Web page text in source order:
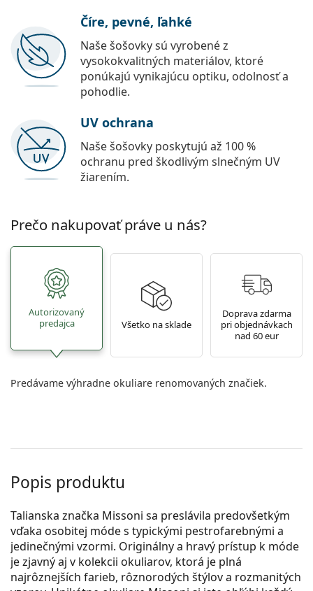
Číre, pevné, ľahké
Naše šošovky sú vyrobené z
vysokokvalitných materiálov, ktoré
ponúkajú vynikajúcu optiku, odolnosť a
pohodlie.
UV ochrana
Naše šošovky poskytujú až 100 %
ochranu pred škodlivým slnečným UV
žiarením.
Prečo nakupovať práve u nás?
Autorizovaný
predajca
Všetko na sklade
Doprava zdarma
pri objednávkach
nad 60 eur
Predávame výhradne okuliare renomovaných značiek.
Popis produktu
Talianska značka Missoni sa preslávila predovšetkým
vďaka osobitej móde s typickými pestrofarebnými a
jedinečnými vzormi. Originálny a hravý prístup k móde
je zjavný aj v kolekcii okuliarov, ktorá je plná
najrôznejších farieb, rôznorodých štýlov a rozmanitých